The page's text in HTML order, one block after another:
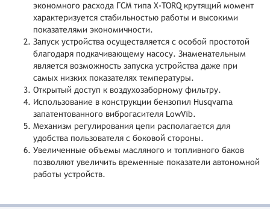
экономного расхода ГСМ типа X-TORQ крутящий момент
характеризуется стабильностью работы и высокими
показателями экономичности.
Запуск устройства осуществляется с особой простотой
благодаря подкачивающему насосу. Знаменательным
является возможность запуска устройства даже при
самых низких показателях температуры.
Открытый доступ к воздухозаборному фильтру.
Использование в конструкции бензопил Husqvarna
запатентованного виброгасителя LowVib.
Механизм регулирования цепи располагается для
удобства пользователя с боковой стороны.
Увеличенные объемы масляного и топливного баков
позволяют увеличить временные показатели автономной
работы устройств.